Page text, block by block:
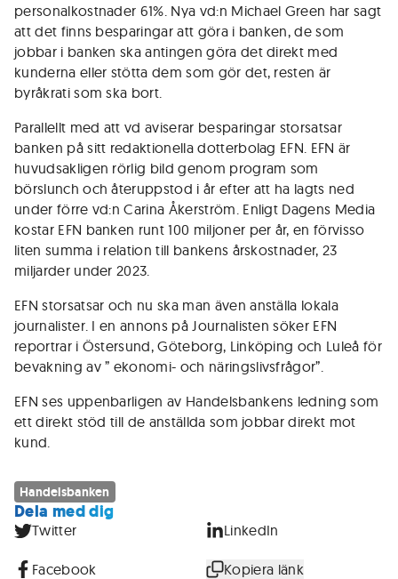
personalkostnader 61%. Nya vd:n Michael Green har sagt
att det finns besparingar att göra i banken, de som
jobbar i banken ska antingen göra det direkt med
kunderna eller stötta dem som gör det, resten är
byråkrati som ska bort.
Parallellt med att vd aviserar besparingar storsatsar
banken på sitt redaktionella dotterbolag EFN. EFN är
huvudsakligen rörlig bild genom program som
börslunch och återuppstod i år efter att ha lagts ned
under förre vd:n Carina Åkerström. Enligt Dagens Media
kostar EFN banken runt 100 miljoner per år, en förvisso
liten summa i relation till bankens årskostnader, 23
miljarder under 2023.
EFN storsatsar och nu ska man även anställa lokala
journalister. I en annons på Journalisten söker EFN
reportrar i Östersund, Göteborg, Linköping och Luleå för
bevakning av ” ekonomi- och näringslivsfrågor”.
EFN ses uppenbarligen av Handelsbankens ledning som
ett direkt stöd till de anställda som jobbar direkt mot
kund.
Handelsbanken
Dela med dig
Twitter LinkedIn
Facebook Kopiera länk